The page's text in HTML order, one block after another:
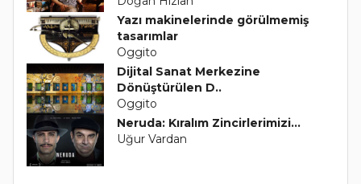
Yazı makinelerinde görülmemiş
tasarımlar
Oggito
Dijital Sanat Merkezine
Dönüştürülen D..
Oggito
Neruda: Kıralım Zincirlerimizi...
Uğur Vardan